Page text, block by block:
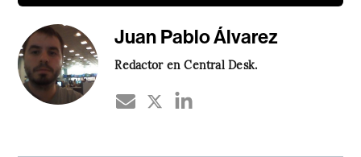
Juan Pablo Álvarez
Redactor en Central Desk.